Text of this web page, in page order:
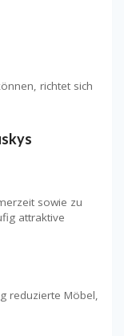
richtet sich
sowie zu
attraktive
reduzierte Möbel,